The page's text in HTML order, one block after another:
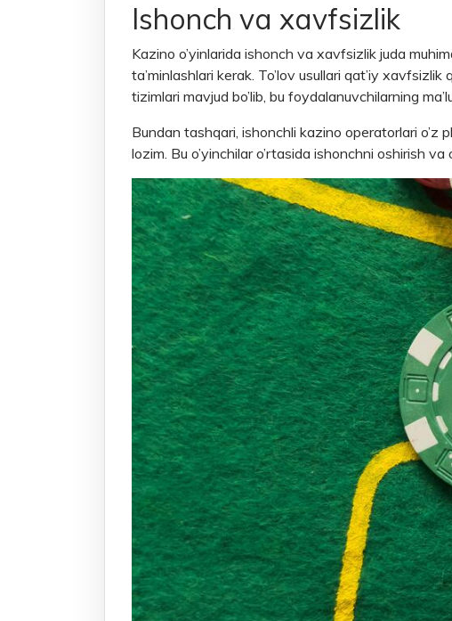
Ishonch va xavfsizlik
Kazino o’yinlarida ishonch va xavfsizlik juda
ta’minlashlari kerak. To’lov usullari qat’iy
tizimlari mavjud bo’lib, bu foydalanuvchilarning
Bundan tashqari, ishonchli kazino operatorlari o’z
lozim. Bu o’yinchilar o’rtasida ishonchni oshirish